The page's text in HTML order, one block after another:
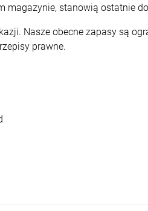
magazynie, stanowią ostatnie
Nasze obecne zapasy są
prawne.